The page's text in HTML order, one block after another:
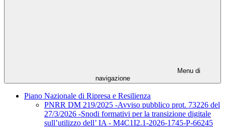
Menu di
navigazione
Piano Nazionale di Ripresa e Resilienza
PNRR DM 219/2025 -Avviso pubblico prot. 73226 del
27/3/2026 -Snodi formativi per la transizione digitale
sull’utilizzo dell’ IA - M4C1I2.1-2026-1745-P-66245